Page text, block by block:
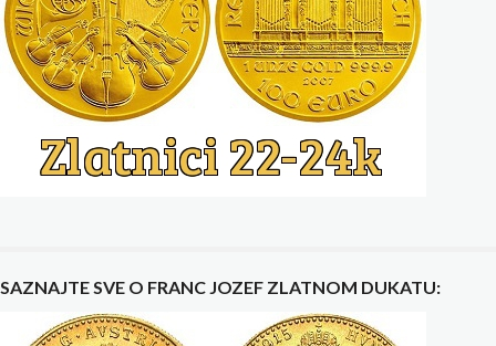
SAZNAJTE SVE O FRANC JOZEF ZLATNOM DUKATU: